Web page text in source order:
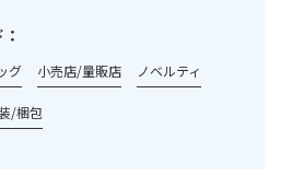
グ 小売店/量販店 ノベルティ
/梱包